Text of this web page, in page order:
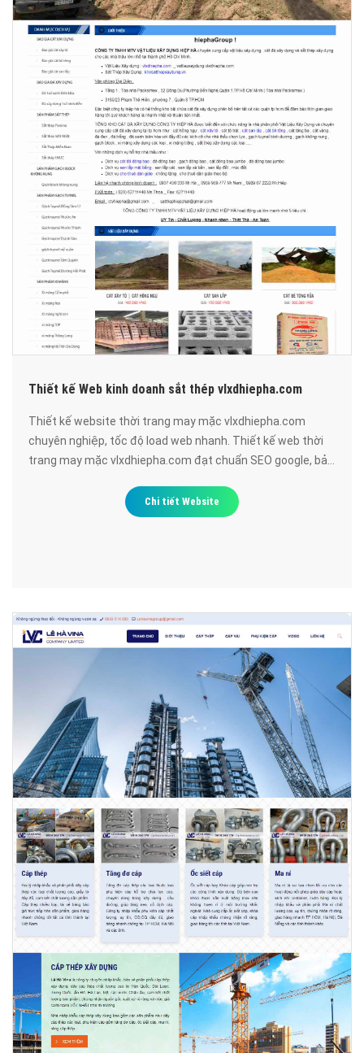
Thiết kế Web kinh doanh sắt thép vlxdhiepha.com
Thiết kế website thời trang may mặc vlxdhiepha.com
chuyên nghiệp, tốc độ load web nhanh. Thiết kế web thời
trang may mặc vlxdhiepha.com đạt chuẩn SEO google, bảo
Chi tiết Website